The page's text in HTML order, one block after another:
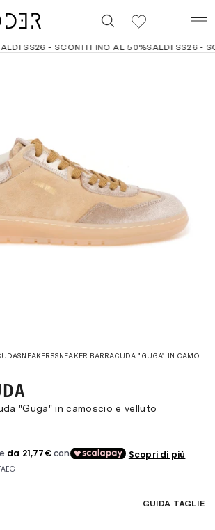
SS26 - SCONTI FINO AL 50%SALDI SS26 -
SNEAKERSSNEAKER BARRACUDA "GUGA" IN
"Guga" in camoscio e velluto
GUIDA TAGLIE